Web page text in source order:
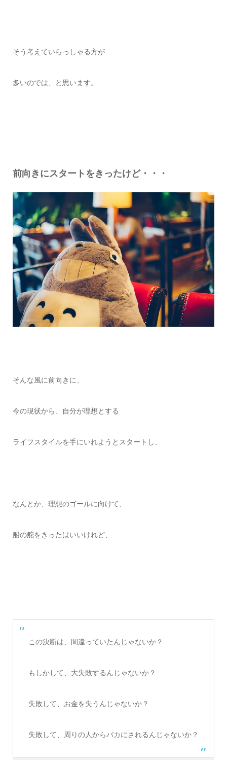
そう考えていらっしゃる方が
多いのでは、と思います。
前向きにスタートをきったけど・・・
そんな風に前向きに、
今の現状から、自分が理想とする
ライフスタイルを手にいれようとスタートし、
なんとか、理想のゴールに向けて、
船の舵をきったはいいけれど、
この決断は、間違っていたんじゃないか？
もしかして、大失敗するんじゃないか？
失敗して、お金を失うんじゃないか？
失敗して、周りの人からバカにされるんじゃないか？